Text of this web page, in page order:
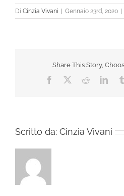
Di Cinzia Vivani Gennaio 23rd, 2020
Share This Story,
Facebook Reddit
Scritto da: Cinzia Vivani